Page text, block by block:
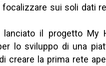
sui soli dati
il progetto My
lo sviluppo di una
creare la prima rete